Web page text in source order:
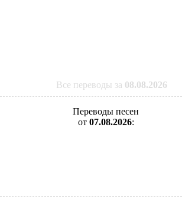
Все переводы за 08.08.2026
Переводы песен
от 07.08.2026: